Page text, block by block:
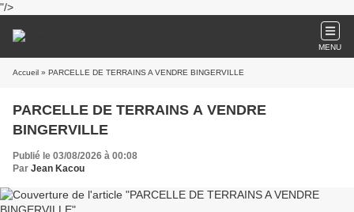
"/>
MENU
Accueil » PARCELLE DE TERRAINS A VENDRE BINGERVILLE
PARCELLE DE TERRAINS A VENDRE
BINGERVILLE
Publié le 03/08/2026 à 00:08
Par Jean Kacou